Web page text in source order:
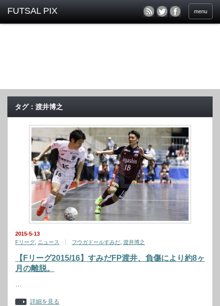
menu
タグ：渡井博之
2015-5-13
Fリーグ
ニュース フウガドールすみだ 渡井博之
【Fリーグ2015/16】すみだFP渡井、負傷により約8ヶ
月の離脱。
…
詳細を見る